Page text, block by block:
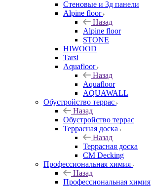
Стеновые и 3д панели
Alpine floor
Назад
Alpine floor
STONE
HIWOOD
Tarsi
Aquafloor
Назад
Aquafloor
AQUAWALL
Обустройство террас
Назад
Обустройство террас
Террасная доска
Назад
Террасная доска
CM Decking
Профессиональная химия
Назад
Профессиональная химия